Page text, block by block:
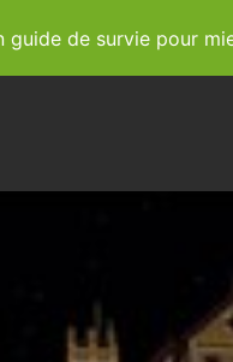
guide de survie pour